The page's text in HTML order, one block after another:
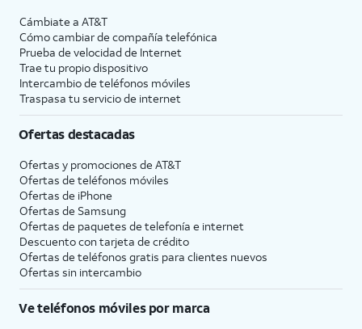
Cámbiate a AT&T
Cómo cambiar de compañía telefónica
Prueba de velocidad de Internet
Trae tu propio dispositivo
Intercambio de teléfonos móviles
Traspasa tu servicio de internet
Ofertas destacadas
Ofertas y promociones de AT&T
Ofertas de teléfonos móviles
Ofertas de iPhone
Ofertas de Samsung
Ofertas de paquetes de telefonía e internet
Descuento con tarjeta de crédito
Ofertas de teléfonos gratis para clientes nuevos
Ofertas sin intercambio
Ve teléfonos móviles por marca